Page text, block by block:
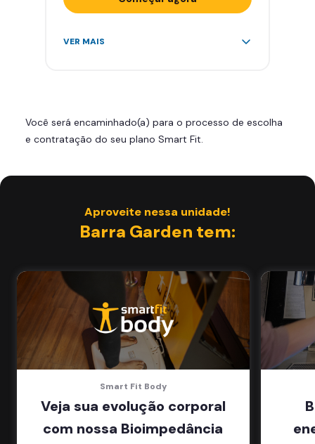
Acesso ilimitado a +2.000
Skeelo App (Audiobook)*
Área de musculação e aeróbicos
VER MAIS
Você será encaminhado(a) para o processo de escolha
e contratação do seu plano Smart Fit.
Aproveite nessa unidade!
Barra Garden tem:
Smart Fit Body
Veja sua evolução corporal
com nossa Bioimpedância